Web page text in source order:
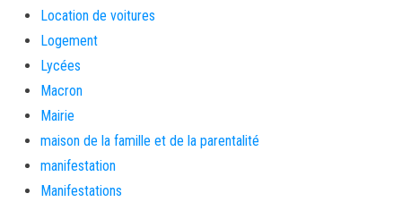
Location de voitures
Logement
Lycées
Macron
Mairie
maison de la famille et de la parentalité
manifestation
Manifestations